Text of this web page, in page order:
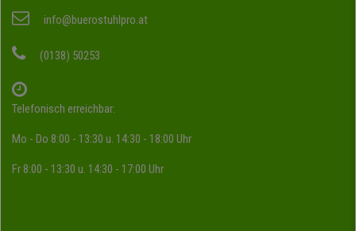
info@buerostuhlpro.at
(0138) 50253
Telefonisch erreichbar:
Mo - Do 8:00 - 13:30 u. 14:30 - 18:00 Uhr
Fr 8:00 - 13:30 u. 14:30 - 17:00 Uhr